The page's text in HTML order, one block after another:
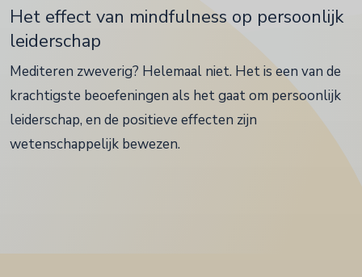
Het effect van mindfulness op persoonlijk
leiderschap
Mediteren zweverig? Helemaal niet. Het is een van de
krachtigste beoefeningen als het gaat om persoonlijk
leiderschap, en de positieve effecten zijn
wetenschappelijk bewezen.